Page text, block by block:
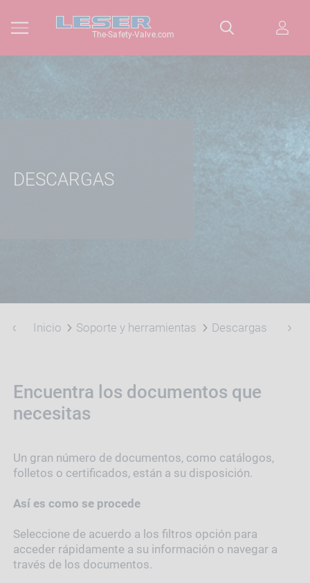
The-Safety-Valve.com
DESCARGAS
Inicio Soporte y herramientas Descargas
Encuentra los documentos que
necesitas
Un gran número de documentos, como catálogos,
folletos o certificados, están a su disposición.
Así es como se procede
Seleccione de acuerdo a los filtros opción para
acceder rápidamente a su información o navegar a
través de los documentos.